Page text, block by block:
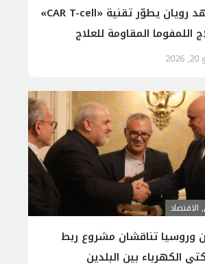
معهد رويان يطوّر تقنية «CAR T-cell»
اللمفوما المقاومة للعلاج
, الاقتصاد
وروسيا تناقشان مشروع ربط
الكهرباء بين البلدين